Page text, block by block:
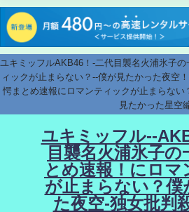
ユキミッフルAKB46！-二代目襲名火浦氷子
ィックが止まらない？--僕が見たかった夜空
愕まとめ速報にロマンティックが止まらない
見たかった星空
ユキミッフル--
目襲名火浦氷子の
とめ速報！にロマ
が止まらない？僕
た夜空-独女批判